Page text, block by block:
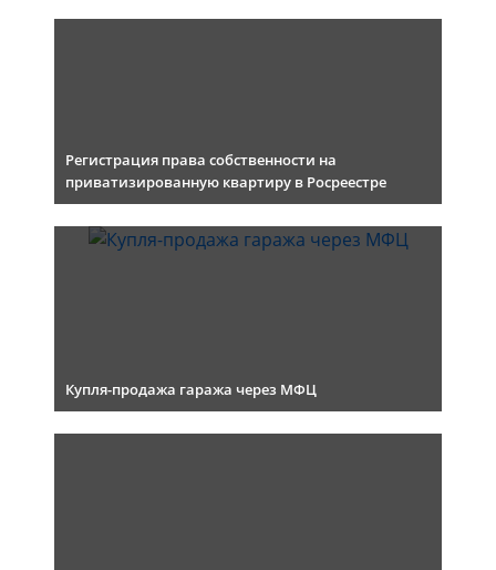
Регистрация права собственности на
приватизированную квартиру в Росреестре
Купля-продажа гаража через МФЦ